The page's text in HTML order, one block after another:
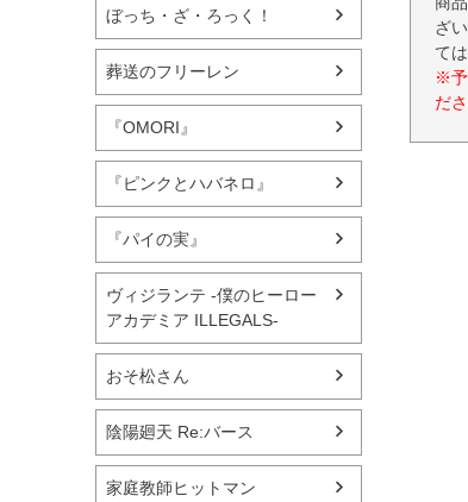
ぼっち・ざ・ろっく！
葬送のフリーレン
『OMORI』
『ピンクとハバネロ』
『パイの実』
ヴィジランテ -僕のヒーロー
アカデミア ILLEGALS-
おそ松さん
陰陽廻天 Re:バース
家庭教師ヒットマン
ざ
て
※予
ださ